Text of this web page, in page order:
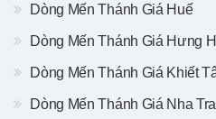
Dòng Mến Thánh Giá Huế
Dòng Mến Thánh Giá Hưng
Dòng Mến Thánh Giá Khiết
Dòng Mến Thánh Giá Nha